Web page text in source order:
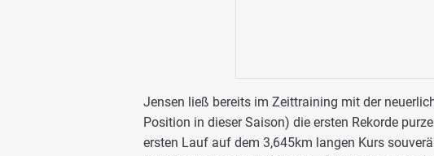
Jensen ließ bereits im Zeittraining mit der
Position in dieser Saison) die ersten Rekorde
ersten Lauf auf dem 3,645km langen Kurs